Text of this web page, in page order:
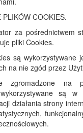
PLIKÓW COOKIES.
za pośrednictwem
pliki Cookies.
są wykorzystywane
na nie zgód przez
zgromadzone na
są w
działania strony